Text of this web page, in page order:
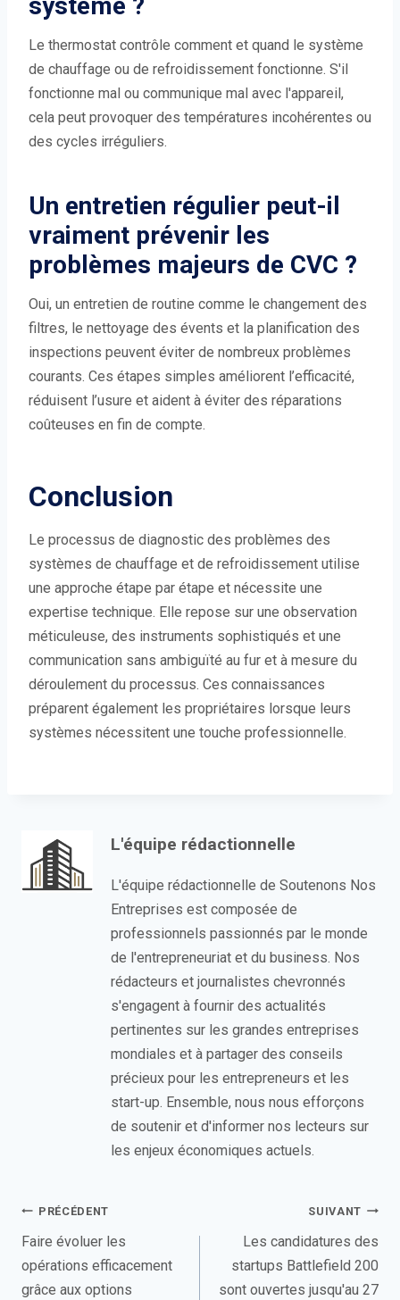
Le thermostat contrôle comment et quand le système
de chauffage ou de refroidissement fonctionne. S'il
fonctionne mal ou communique mal avec l'appareil,
cela peut provoquer des températures incohérentes ou
des cycles irréguliers.
Un entretien régulier peut-il
vraiment prévenir les
problèmes majeurs de CVC ?
Oui, un entretien de routine comme le changement des
filtres, le nettoyage des évents et la planification des
inspections peuvent éviter de nombreux problèmes
courants. Ces étapes simples améliorent l’efficacité,
réduisent l’usure et aident à éviter des réparations
coûteuses en fin de compte.
Conclusion
Le processus de diagnostic des problèmes des
systèmes de chauffage et de refroidissement utilise
une approche étape par étape et nécessite une
expertise technique. Elle repose sur une observation
méticuleuse, des instruments sophistiqués et une
communication sans ambiguïté au fur et à mesure du
déroulement du processus. Ces connaissances
préparent également les propriétaires lorsque leurs
systèmes nécessitent une touche professionnelle.
L'équipe rédactionnelle
L'équipe rédactionnelle de Soutenons Nos
Entreprises est composée de
professionnels passionnés par le monde
de l'entrepreneuriat et du business. Nos
rédacteurs et journalistes chevronnés
s'engagent à fournir des actualités
pertinentes sur les grandes entreprises
mondiales et à partager des conseils
précieux pour les entrepreneurs et les
start-up. Ensemble, nous nous efforçons
de soutenir et d'informer nos lecteurs sur
les enjeux économiques actuels.
Navigation
de
l’article
PRÉCÉDENT
Faire évoluer les
opérations efficacement
grâce aux options
SUIVANT
Les candidatures des
startups Battlefield 200
sont ouvertes jusqu'au 27